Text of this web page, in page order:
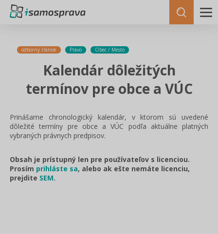
odborný článok Právo Obec / Mesto
Kalendár dôležitých
termínov pre obce a VÚC
Prinášame chronologický kalendár, v ktorom sú uvedené
dôležité termíny pre obce a VÚC podľa aktuálne platných
vybraných právnych predpisov.
Obsah je prístupný len pre používateľov s licenciou.
Prosím prihláste sa, alebo ak ešte nemáte licenciu,
prejdite SEM.